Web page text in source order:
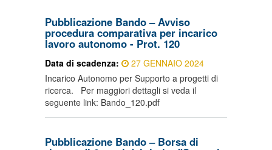
Pubblicazione Bando – Avviso
procedura comparativa per incarico
lavoro autonomo - Prot. 120
Data di scadenza:
27 GENNAIO 2024
Incarico Autonomo per Supporto a progetti di
ricerca. Per maggiori dettagli si veda il
seguente link: Bando_120.pdf
Pubblicazione Bando – Borsa di